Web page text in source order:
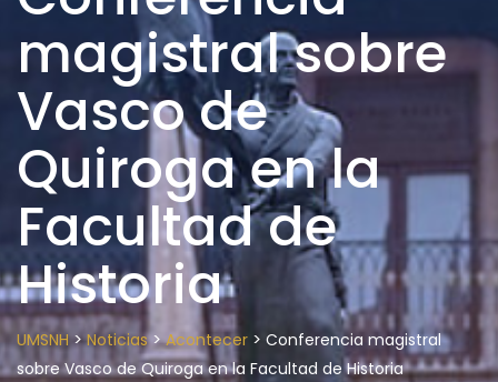
magistral sobre
Vasco de
Quiroga en la
Facultad de
Historia
UMSNH>Noticias>Acontecer > Conferencia magistral
sobre Vasco de Quiroga en la Facultad de Historia